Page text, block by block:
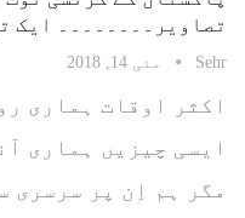
تصاویر۔۔۔۔۔۔۔۔ ایک
Sehr مئی 14, 2018
اکثر اوقات ہماری
ایسی چیزیں ہماری
مگر ہم اِن پر سرسری